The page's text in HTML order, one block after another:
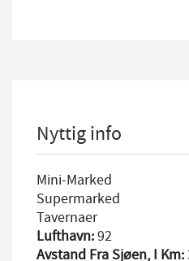
Nyttig info
Mini-Marked
Supermarked
Tavernaer
Lufthavn:92
Avstand Fra Sjøen, I Km: